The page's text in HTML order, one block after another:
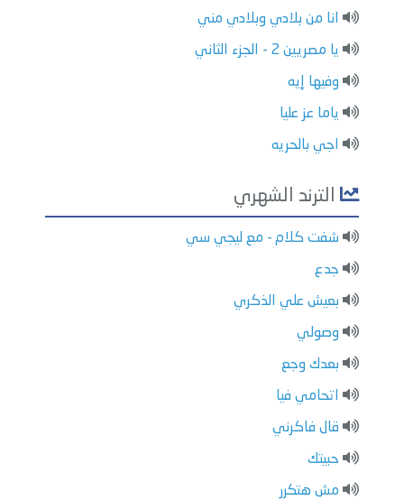
انا من بلادي وبلادي مني
يا مصريين 2 - الجزء الثاني
وفيها إيه
ياما عز عليا
اجي بالحريه
الترند الشهري
شفت كلام - مع ليجي سي
جدع
بعيش علي الذكري
وصولي
بعدك وجع
اتحامي فيا
قال فاكرني
حبيتك
مش هتكرر